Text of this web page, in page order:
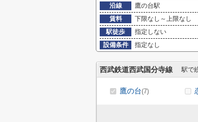
沿線
鷹の台駅
賃料
下限なし～上限なし
駅徒歩
指定しない
設備条件
指定なし
西武鉄道西武国分寺線 駅で
鷹の台(7)